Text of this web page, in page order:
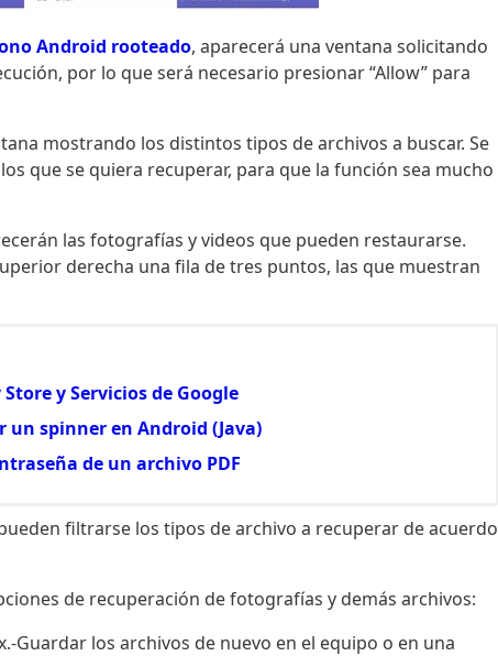
Android rooteado, aparecerá una ventana solicitando
por lo que será necesario presionar “Allow” para
mostrando los distintos tipos de archivos a buscar. Se
que se quiera recuperar, para que la función sea mucho
las fotografías y videos que pueden restaurarse.
derecha una fila de tres puntos, las que muestran
y Servicios de Google
un spinner en Android (Java)
de un archivo PDF
filtrarse los tipos de archivo a recuperar de acuerdo
de recuperación de fotografías y demás archivos:
Guardar los archivos de nuevo en el equipo o en una